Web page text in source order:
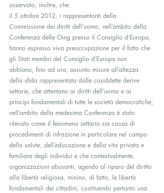
osservato, inoltre, che:
il 5 ottobre 2012, i rappresentanti della
Commissione dei diritti dell’uomo, nell’ambito della
Conferenza delle Oing presso il Consiglio d’Europa,
hanno espresso viva preoccupazione per il fatto che
gli Stati membri del Consiglio d’Europa non
abbiano, fino ad ora, assunto misure all’altezza
della sfida rappresentata dalle cosiddette derive
settarie, che attentano ai diritti dell’uomo e ai
principi fondamentali di tutte le società democratiche;
nell’ambito della medesima Conferenza è stato
rilevato come il fenomeno settario sia causa di
procedimenti di infrazione in particolare nel campo
della salute, dell’educazione e della vita privata e
familiare degli individui e che contestualmente,
organizzazioni abusanti, agendo al riparo del diritto
alla libertà religiosa, minino, di fatto, le libertà
fondamentali dei cittadini, costituendo pertanto una